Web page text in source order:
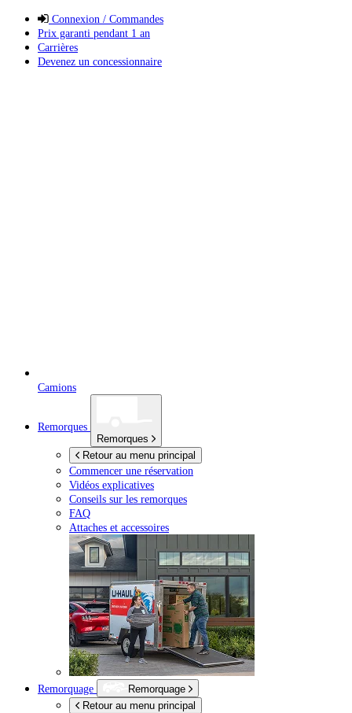
Connexion / Commandes
Prix garanti pendant 1 an
Carrières
Devenez un concessionnaire
Camions
Remorques
Remorques
Retour au menu principal
Commencer une réservation
Vidéos explicatives
Conseils sur les remorques
FAQ
Attaches et accessoires
Remorquage
Remorquage
Retour au menu principal